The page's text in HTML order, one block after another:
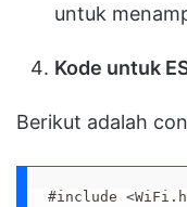
untuk
Kode untuk
Berikut adalah
#include